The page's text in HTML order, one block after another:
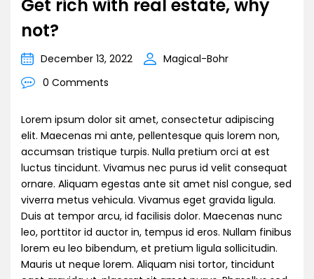
Get rich with real estate, why
not?
December 13, 2022
Magical-Bohr
0 Comments
Lorem ipsum dolor sit amet, consectetur adipiscing
elit. Maecenas mi ante, pellentesque quis lorem non,
accumsan tristique turpis. Nulla pretium orci at est
luctus tincidunt. Vivamus nec purus id velit consequat
ornare. Aliquam egestas ante sit amet nisl congue, sed
viverra metus vehicula. Vivamus eget gravida ligula.
Duis at tempor arcu, id facilisis dolor. Maecenas nunc
leo, porttitor id auctor in, tempus id eros. Nullam finibus
lorem eu leo bibendum, et pretium ligula sollicitudin.
Mauris ut neque lorem. Aliquam nisi tortor, tincidunt